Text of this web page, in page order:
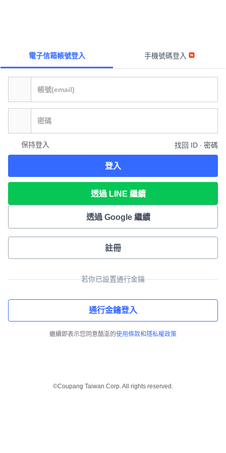
電子信箱帳號登入 手機號碼登入
保持登入 找回 ID ∙ 密碼
登入
透過 LINE 繼續
透過 Google 繼續
註冊
若你已設置通行金鑰
通行金鑰登入
繼續即表示您同意酷澎的使用條款和 隱私權政策
©Coupang Taiwan Corp. All rights reserved.